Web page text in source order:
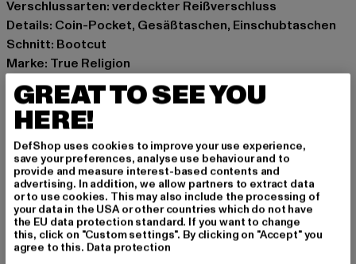
Verschlussarten: verdeckter Reißverschluss
Details: Coin-Pocket, Gesäßtaschen, Einschubtaschen
Schnitt: Bootcut
Marke: True Religion
Kat.: Apparel
Farbe: blau
Hersteller Farbe: dark blue
Materialzusammensetzung: 66% Baumwolle, 29%
Polyester, 3% Viskose, 2% Elasthan
Art.Nr: TR208785-00197
Hersteller: True Religion Brand Jeans Germany GmbH |
vertrieb@unifafashion.com
Großenbaumer Weg 11 | 40472 Düsseldorf | DE
GREAT TO SEE YOU
HERE!
DefShop uses cookies to improve your use experience,
save your preferences, analyse use behaviour and to
provide and measure interest-based contents and
advertising. In addition, we allow partners to extract data
or to use cookies. This may also include the processing of
your data in the USA or other countries which do not have
the EU data protection standard. If you want to change
this, click on "Custom settings". By clicking on "Accept" you
agree to this. Data protection